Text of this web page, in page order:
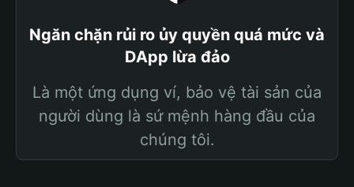
Ngăn chặn rủi ro ủy quyền quá mức và
DApp lừa đảo
Là một ứng dụng ví, bảo vệ tài sản của
người dùng là sứ mệnh hàng đầu của
chúng tôi.